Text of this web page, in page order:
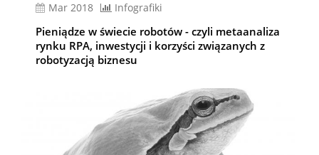
mar 2018 Infografiki
Pieniądze w świecie robotów - czyli metaanaliza
rynku RPA, inwestycji i korzyści związanych z
robotyzacją biznesu